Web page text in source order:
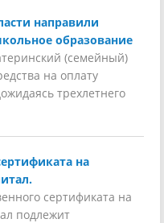
направили
образование
(семейный)
на оплату
трехлетнего
на
сертификата на
подлежит